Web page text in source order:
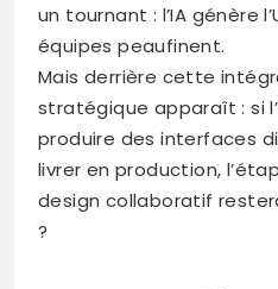
un tournant : l’IA génère
équipes peaufinent.
Mais derrière cette
stratégique apparaît : si
produire des interfaces
livrer en production,
design collaboratif
?